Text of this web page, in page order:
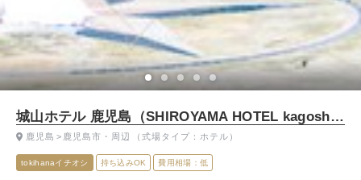
城山ホテル 鹿児島（SHIROYAMA HOTEL kagoshima）
tokihanaイチオシ 持ち込みOK 費用相場：低
鹿児島 鹿児島市・周辺 （式場タイプ：ホテル）